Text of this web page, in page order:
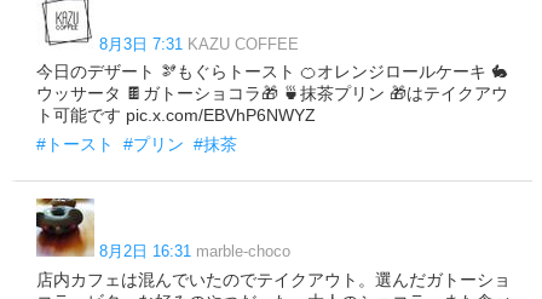
8月3日 7:31 KAZU COFFEE
今日のデザート 🫘もぐらトースト 🍊オレンジロールケーキ 🐇
ウッサータ 🍫ガトーショコラ🎁 🍵抹茶プリン 🎁はテイクアウ
ト可能です pic.x.com/EBVhP6NWYZ
#トースト
#プリン #抹茶
8月2日 16:31 marble-choco
店内カフェは混んでいたのでテイクアウト。選んだガトーショ